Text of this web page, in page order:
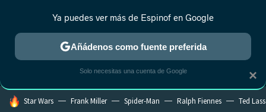
MENÚ NUEVO
ESTRENOS REALITY ANIME RANKINGS CINE
HOY SE HABLA DE
Star Wars Frank Miller Spider-Man Ralph Fiennes Ted
×
Ya puedes ver más de Espinof en Google
Añádenos como fuente preferida
Solo necesitas una cuenta de Google